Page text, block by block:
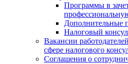
Программы в
Дополнительные
Налоговый
Вакансии
сфере налогового
Соглашения о